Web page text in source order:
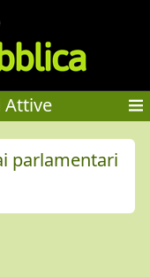
Attive
parlamentari